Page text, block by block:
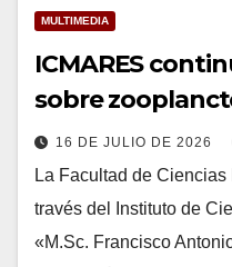
MULTIMEDIA
ICMARES
sobre
16 DE JULIO DE 2026
La Facultad de
través del Instituto de
«M.Sc. Francisco